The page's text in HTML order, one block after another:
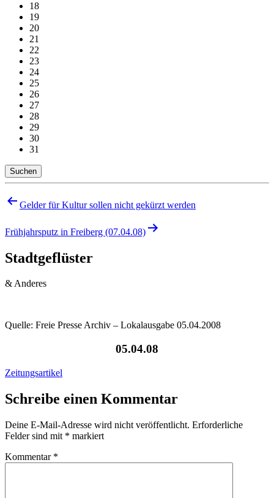
18
19
20
21
22
23
24
25
26
27
28
29
30
31
Suchen
Beitragsnavigation
Gelder für Kultur sollen nicht gekürzt werden
Frühjahrsputz in Freiberg (07.04.08)
Stadtgeflüster
& Anderes
Quelle: Freie Presse Archiv – Lokalausgabe 05.04.2008
05.04.08
Zeitungsartikel
Schreibe einen Kommentar
Deine E-Mail-Adresse wird nicht veröffentlicht. Erforderliche
Felder sind mit * markiert
Kommentar *